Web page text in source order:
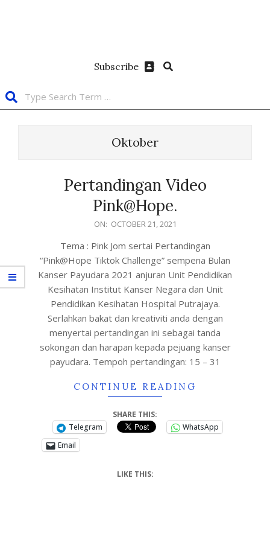
Subscribe
Oktober
Pertandingan Video
Pink@Hope.
ON: OCTOBER 21, 2021
Tema : Pink Jom sertai Pertandingan
“Pink@Hope Tiktok Challenge” sempena Bulan
Kanser Payudara 2021 anjuran Unit Pendidikan
Kesihatan Institut Kanser Negara dan Unit
Pendidikan Kesihatan Hospital Putrajaya.
Serlahkan bakat dan kreativiti anda dengan
menyertai pertandingan ini sebagai tanda
sokongan dan harapan kepada pejuang kanser
payudara. Tempoh pertandingan: 15 – 31
CONTINUE READING
SHARE THIS:
Telegram
WhatsApp
Email
LIKE THIS: